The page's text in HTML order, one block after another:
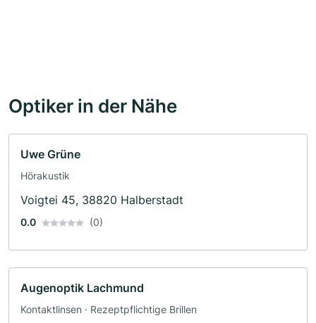
Optiker in der Nähe
Uwe Grüne
Hörakustik
Voigtei 45, 38820 Halberstadt
0.0 (0)
Augenoptik Lachmund
Kontaktlinsen · Rezeptpflichtige Brillen